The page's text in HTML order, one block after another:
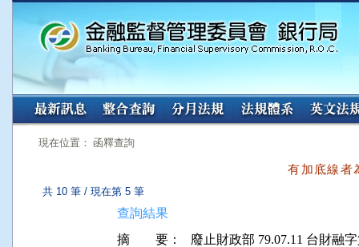
:::
現在位置： 函釋查詢
有加底線者
共 10 筆 / 現在第 5 筆
查詢結果
摘 要：
廢止財政部 79.07.11 台財融